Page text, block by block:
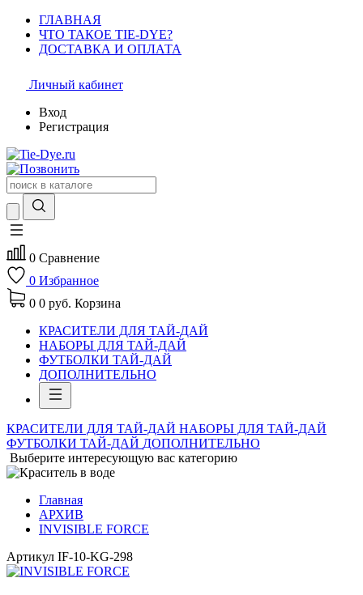
ГЛАВНАЯ
ЧТО ТАКОЕ TIE-DYE?
ДОСТАВКА И ОПЛАТА
Личный кабинет
Вход
Регистрация
0 Сравнение
0 Избранное
0 0 руб. Корзина
КРАСИТЕЛИ ДЛЯ ТАЙ-ДАЙ
НАБОРЫ ДЛЯ ТАЙ-ДАЙ
ФУТБОЛКИ ТАЙ-ДАЙ
ДОПОЛНИТЕЛЬНО
КРАСИТЕЛИ ДЛЯ ТАЙ-ДАЙ НАБОРЫ ДЛЯ ТАЙ-ДАЙ
ФУТБОЛКИ ТАЙ-ДАЙ ДОПОЛНИТЕЛЬНО
Выберите интересующую вас категорию
Главная
АРХИВ
INVISIBLE FORCE
Артикул IF-10-KG-298